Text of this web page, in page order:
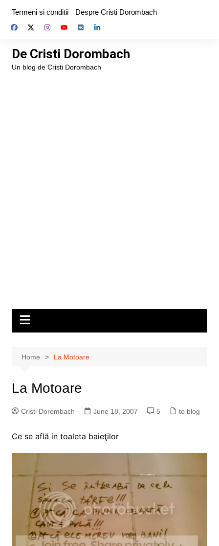
content
Termeni si conditii Despre Cristi Dorombach
De Cristi Dorombach
Un blog de Cristi Dorombach
Home La Motoare
La Motoare
Cristi Dorombach June 18, 2007 5 to blog
Ce se află in toaleta baieţilor